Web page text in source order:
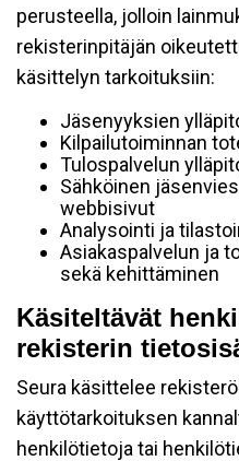
perusteella, jolloin
rekisterinpitäjän
käsittelyn tarkoituksiin:
Jäsenyyksien
Kilpailutoiminnan
Tulospalvelun
Sähköinen
webbisivut
Analysointi ja
Asiakaspalvelun ja
sekä kehittäminen
Käsiteltävät
rekisterin
Seura käsittelee
käyttötarkoituksen
henkilötietoja tai